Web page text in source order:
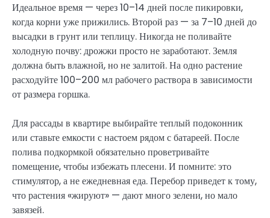
Идеальное время — через 10–14 дней после пикировки,
когда корни уже прижились. Второй раз — за 7–10 дней до
высадки в грунт или теплицу. Никогда не поливайте
холодную почву: дрожжи просто не заработают. Земля
должна быть влажной, но не залитой. На одно растение
расходуйте 100–200 мл рабочего раствора в зависимости
от размера горшка.
Для рассады в квартире выбирайте теплый подоконник
или ставьте емкости с настоем рядом с батареей. После
полива подкормкой обязательно проветривайте
помещение, чтобы избежать плесени. И помните: это
стимулятор, а не ежедневная еда. Перебор приведет к тому,
что растения «жируют» — дают много зелени, но мало
завязей.